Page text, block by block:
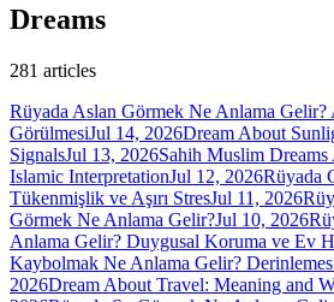
Dreams
281 articles
Rüyada Aslan Görmek Ne Anlama Gelir?
GörülmesiJul 14, 2026Dream About
SignalsJul 13, 2026Sahih Muslim
Islamic InterpretationJul 12, 2026Rüyada
Tükenmişlik ve Aşırı StresJul 11, 2026
Görmek Ne Anlama Gelir?Jul 10, 2026
Anlama Gelir? Duygusal Koruma ve Ev
Kaybolmak Ne Anlama Gelir?
2026Dream About Travel: Meaning and